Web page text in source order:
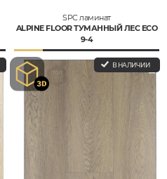
SPC ламинат
ALPINE FLOOR ТУМАННЫЙ ЛЕС ECO
9-4
В НАЛИЧИИ